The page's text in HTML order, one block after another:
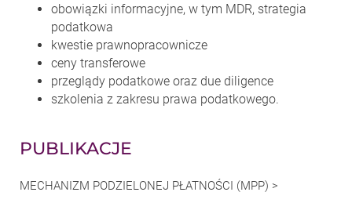
obowiązki informacyjne, w tym MDR, strategia
podatkowa
kwestie prawnopracownicze
ceny transferowe
przeglądy podatkowe oraz due diligence
szkolenia z zakresu prawa podatkowego.
PUBLIKACJE
MECHANIZM PODZIELONEJ PŁATNOŚCI (MPP) >